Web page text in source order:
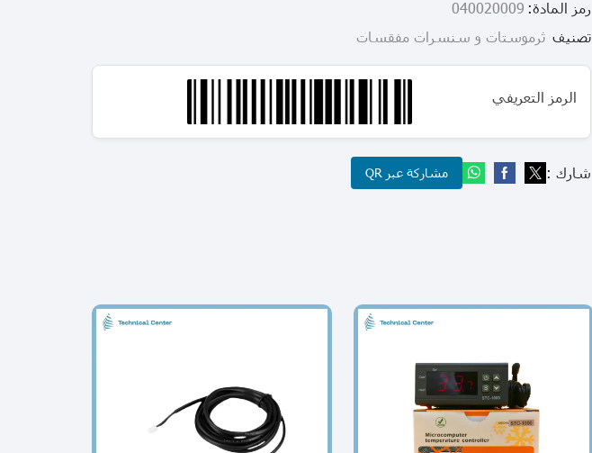
رمز المادة: 040020009
تصنيف ثرموستات و سنسرات مفقسات
الرمز التعريفي
شارك : مشاركة عبر QR